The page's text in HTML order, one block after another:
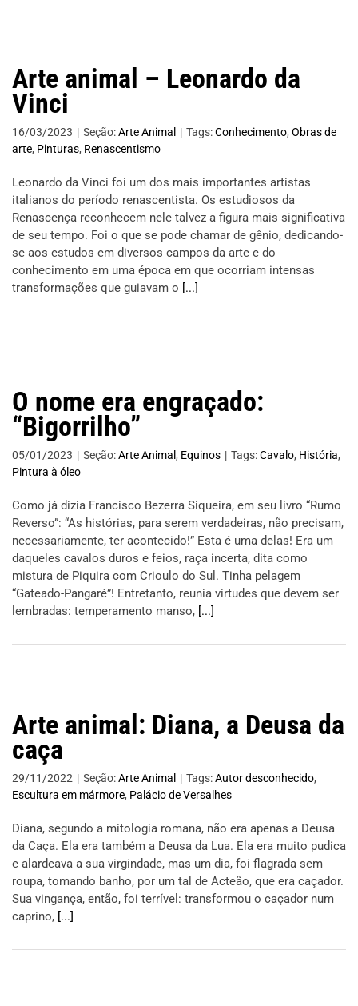
Arte animal – Leonardo da
Vinci
16/03/2023 | Seção:Arte Animal | Tags:Conhecimento, Obras de
arte, Pinturas, Renascentismo
Leonardo da Vinci foi um dos mais importantes artistas
italianos do período renascentista. Os estudiosos da
Renascença reconhecem nele talvez a figura mais significativa
de seu tempo. Foi o que se pode chamar de gênio, dedicando-
se aos estudos em diversos campos da arte e do
conhecimento em uma época em que ocorriam intensas
transformações que guiavam o [...]
O nome era engraçado:
“Bigorrilho”
05/01/2023 | Seção:Arte Animal , Equinos | Tags:Cavalo, História,
Pintura à óleo
Como já dizia Francisco Bezerra Siqueira, em seu livro “Rumo
Reverso”: “As histórias, para serem verdadeiras, não precisam,
necessariamente, ter acontecido!” Esta é uma delas! Era um
daqueles cavalos duros e feios, raça incerta, dita como
mistura de Piquira com Crioulo do Sul. Tinha pelagem
“Gateado-Pangaré”! Entretanto, reunia virtudes que devem ser
lembradas: temperamento manso, [...]
Arte animal: Diana, a Deusa da
caça
29/11/2022 | Seção:Arte Animal | Tags:Autor desconhecido,
Escultura em mármore, Palácio de Versalhes
Diana, segundo a mitologia romana, não era apenas a Deusa
da Caça. Ela era também a Deusa da Lua. Ela era muito pudica
e alardeava a sua virgindade, mas um dia, foi flagrada sem
roupa, tomando banho, por um tal de Acteão, que era caçador.
Sua vingança, então, foi terrível: transformou o caçador num
caprino, [...]